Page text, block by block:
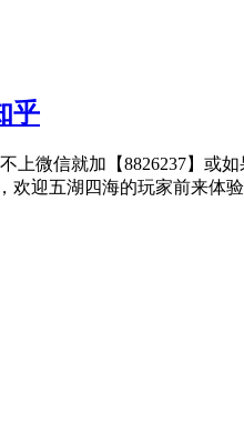
乎
上微信就加【8826237】或
迎五湖四海的玩家前来体